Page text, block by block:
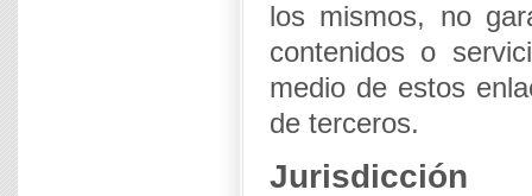
los mismos, no
contenidos o
medio de estos
de terceros.
Jurisdicción